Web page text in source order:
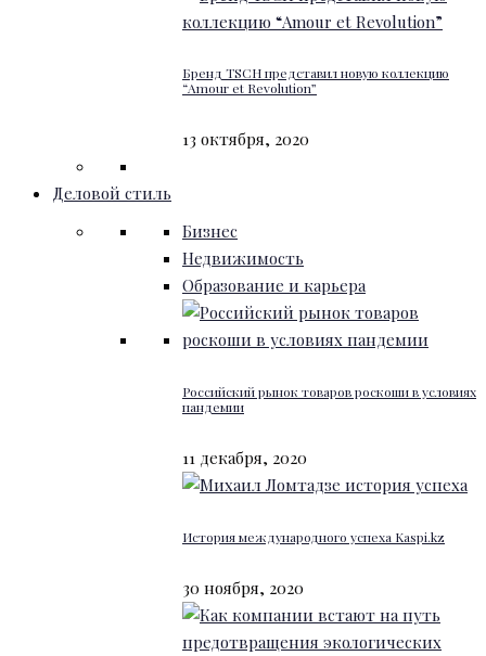
Бренд TSCH представил новую коллекцию
“Amour et Revolution”
13 октября, 2020
Деловой стиль
Бизнес
Недвижимость
Образование и карьера
Российский рынок товаров роскоши в условиях
пандемии
11 декабря, 2020
История международного успеха Kaspi.kz
30 ноября, 2020